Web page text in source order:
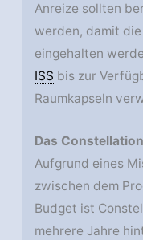
Anreize sollten
werden, damit
eingehalten
ISS bis zur
Raumkapseln
Das
Aufgrund eines
zwischen dem
Budget ist
mehrere Jahre